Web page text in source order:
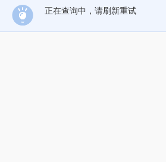
正在查询中，请刷新重试